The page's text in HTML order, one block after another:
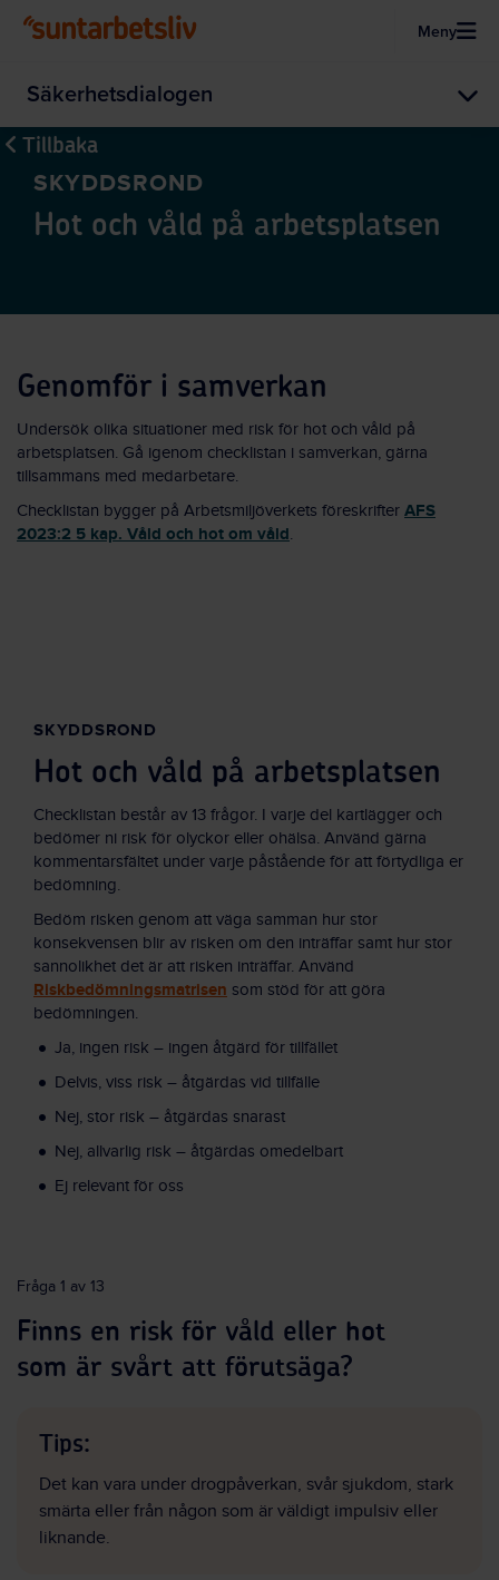
Meny
Säkerhetsdialogen
Tillbaka
SKYDDSROND
Hot och våld på arbetsplatsen
Genomför i samverkan
Undersök olika situationer med risk för hot och våld på
arbetsplatsen. Gå igenom checklistan i samverkan, gärna
tillsammans med medarbetare.
Checklistan bygger på Arbetsmiljöverkets föreskrifter AFS
2023:2 5 kap. Våld och hot om våld.
SKYDDSROND
Hot och våld på arbetsplatsen
Checklistan består av 13 frågor. I varje del kartlägger och
bedömer ni risk för olyckor eller ohälsa. Använd gärna
kommentarsfältet under varje påstående för att förtydliga er
bedömning.
Bedöm risken genom att väga samman hur stor
konsekvensen blir av risken om den inträffar samt hur stor
sannolikhet det är att risken inträffar. Använd
Riskbedömningsmatrisen som stöd för att göra
bedömningen.
Ja, ingen risk – ingen åtgärd för tillfället
Delvis, viss risk – åtgärdas vid tillfälle
Nej, stor risk – åtgärdas snarast
Nej, allvarlig risk – åtgärdas omedelbart
Ej relevant för oss
Fråga 1 av 13
Finns en risk för våld eller hot
som är svårt att förutsäga?
Tips:
Det kan vara under drogpåverkan, svår sjukdom, stark
smärta eller från någon som är väldigt impulsiv eller
liknande.